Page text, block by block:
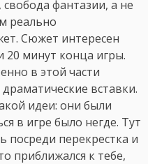
фантазии, а не
реально
Сюжет интересен
20 минут конца игры.
в этой части
вставки.
идеи: они были
в игре было негде. Тут
посреди перекрестка и
приближался к тебе,